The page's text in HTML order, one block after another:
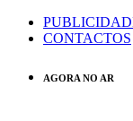
CONTACTOS
AGORA NO AR